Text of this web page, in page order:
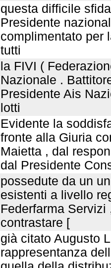
questa difficile
Presidente
complimentato per
tutti
la FIVI (
Nazionale .
Presidente Ais
lotti
Evidente la
fronte alla Giuria
Maietta , dal
dal Presidente
possedute da un
esistenti a livello
Federfarma
contrastare [
già citato Augusto
rappresentanza